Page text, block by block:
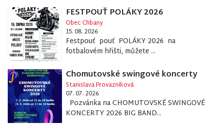
FESTPOUŤ POLÁKY 2026
Obec Chbany
15. 08. 2026
Festpouť pouť POLÁKY 2026 na
fotbalovém hřišti, můžete ...
Chomutovské swingové koncerty
Stanislava Provazníková
07. 07. 2026
Pozvánka na CHOMUTOVSKÉ SWINGOVÉ
KONCERTY 2026 BIG BAND...